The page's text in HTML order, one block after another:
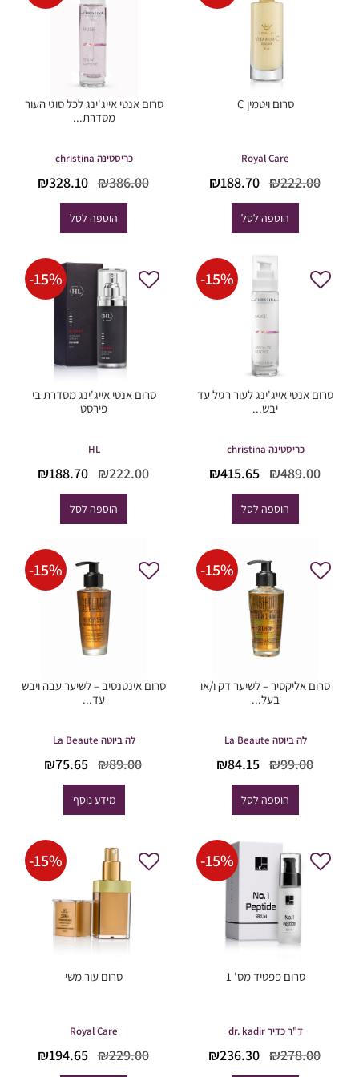
סרום ויטמין C
Royal Care
₪222.00
המחיר
היה:
₪222.00.
₪188.70
הוספה לסל
סרום אנטי אייג'ינג לכל סוגי העור
מסדרת...
כריסטינה christina
₪386.00
המחיר
היה:
₪386.00.
₪328.10
הוספה לסל
-15%
סרום אנטי אייג'ינג לעור רגיל עד
יבש...
כריסטינה christina
₪489.00
המחיר
היה:
₪489.00.
₪415.65
הוספה לסל
-15%
סרום אנטי אייג'ינג מסדרת בי
פירסט
HL
₪222.00
המחיר
היה:
₪222.00.
₪188.70
הוספה לסל
-15%
סרום אליקסיר – לשיער דק ו/או
בעל...
לה ביוטה La Beaute
₪99.00
המחיר
היה:
₪99.00.
₪84.15
הוספה לסל
-15%
סרום אינטנסיב – לשיער עבה ויבש
עד...
לה ביוטה La Beaute
₪89.00
המחיר
היה:
₪89.00.
₪75.65
מידע נוסף
-15%
סרום פפטיד מס' 1
ד"ר כדיר dr. kadir
₪278.00
המחיר₪236.30
-15%
סרום עור משי
Royal Care
₪229.00
המחיר₪194.65